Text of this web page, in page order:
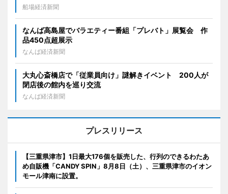
船場経済新聞
なんば高島屋でバラエティー番組「プレバト」展覧会 作
品450点超展示
なんば経済新聞
大丸心斎橋店で「従業員向け」謎解きイベント 200人が
閉店後の館内を巡り交流
なんば経済新聞
プレスリリース
【三重県津市】1日最大176個を販売した、行列のできるわたあ
め自販機「CANDY SPIN」8月8日（土）、三重県津市のイオン
モール津南に設置。